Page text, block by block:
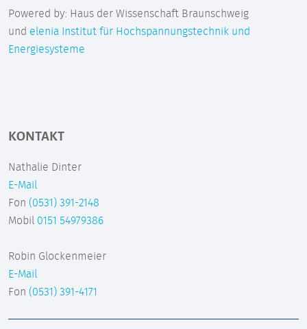
Powered by: Haus der Wissenschaft Braunschweig
und elenia Institut für Hochspannungstechnik und
Energiesysteme
KONTAKT
Nathalie Dinter
E-Mail
Fon (0531) 391-2148
Mobil 0151 54979386
Robin Glockenmeier
E-Mail
Fon (0531) 391-4171